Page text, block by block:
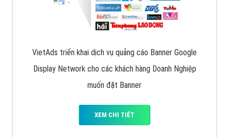
VietAds cùng bạn tìm hiểu về các hình thức
quảng cáo facebook hiện nay.
XEM CHI TIẾT